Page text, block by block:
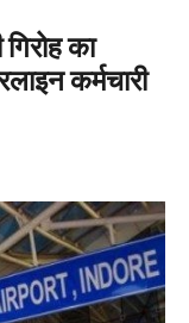
का
कर्मचारी